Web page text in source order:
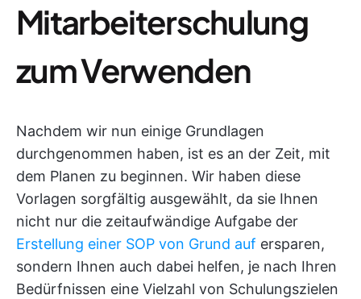
Mitarbeiterschulung
zum Verwenden
Nachdem wir nun einige Grundlagen
durchgenommen haben, ist es an der Zeit, mit
dem Planen zu beginnen. Wir haben diese
Vorlagen sorgfältig ausgewählt, da sie Ihnen
nicht nur die zeitaufwändige Aufgabe der
Erstellung einer SOP von Grund auf ersparen,
sondern Ihnen auch dabei helfen, je nach Ihren
Bedürfnissen eine Vielzahl von Schulungszielen